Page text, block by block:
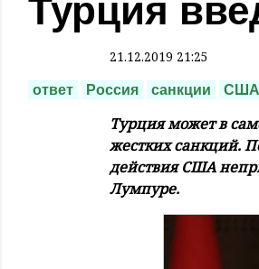
Турция
21.12.2019 21:25
ответ Россия санкции США
Турция может в
жестких санкций.
действия США
Лумпуре.